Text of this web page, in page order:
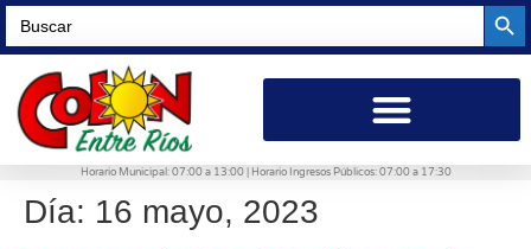
Search
for:
Horario Municipal: 07:00 a 13:00 | Horario Ingresos Públicos: 07:00 a 17:30
Día: 16 mayo, 2023